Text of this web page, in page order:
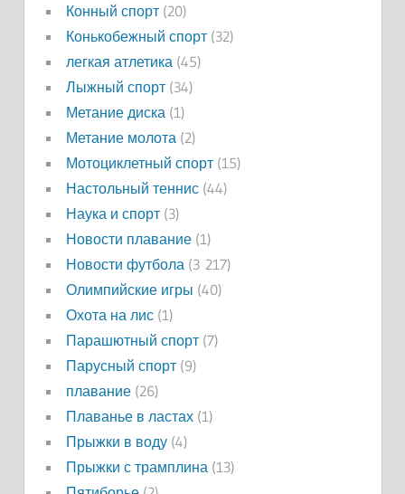
Конный спорт(20)
Конькобежный спорт(32)
легкая атлетика (45)
Лыжный спорт(34)
Метание диска (1)
Метание молота (2)
Мотоциклетный спорт(15)
Настольный теннис(44)
Наука и спорт(3)
Новости плавание(1)
Новости футбола (3 217)
Олимпийские игры (40)
Охота на лис(1)
Парашютный спорт(7)
Парусный спорт(9)
плавание(26)
Плаванье в ластах(1)
Прыжки в воду(4)
Прыжки с трамплина (13)